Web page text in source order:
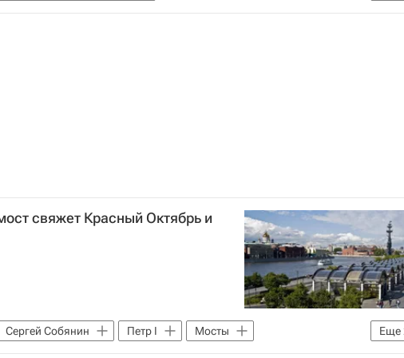
Москва
Городское хозяйство Москвы
свяжет Красный Октябрь и
Еще
Сергей Собянин Петр I
Мосты